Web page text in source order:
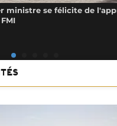
ministre se félicite de